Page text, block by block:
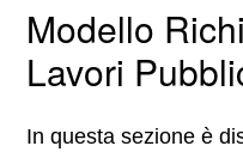
Modello
Lavori
In questa sezione è